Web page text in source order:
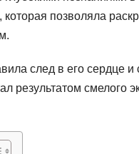
позволяла
след в его сердце
результатом смелого